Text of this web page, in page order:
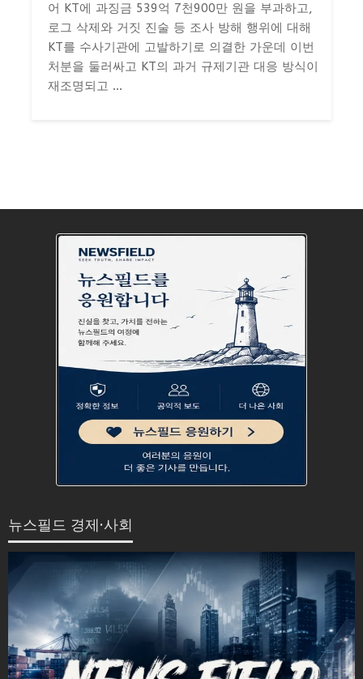
어 KT에 과징금 539억 7천900만 원을 부과하고,
로그 삭제와 거짓 진술 등 조사 방해 행위에 대해
KT를 수사기관에 고발하기로 의결한 가운데 이번
처분을 둘러싸고 KT의 과거 규제기관 대응 방식이
재조명되고 ...
뉴스필드 경제·사회